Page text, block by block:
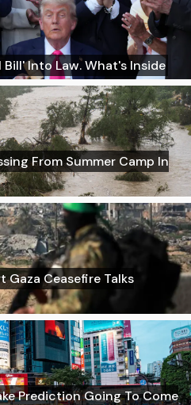
Into Law. What's Inside
From Summer Camp In
Gaza Ceasefire Talks
Prediction Going To Come